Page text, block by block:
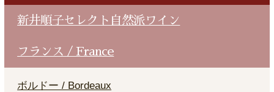
新井順子セレクト自然派ワイン
フランス / France
ボルドー / Bordeaux